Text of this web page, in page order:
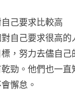
己要求比較高
己要求很高的
，努力去儘自
勁。他們也一
懈怠。